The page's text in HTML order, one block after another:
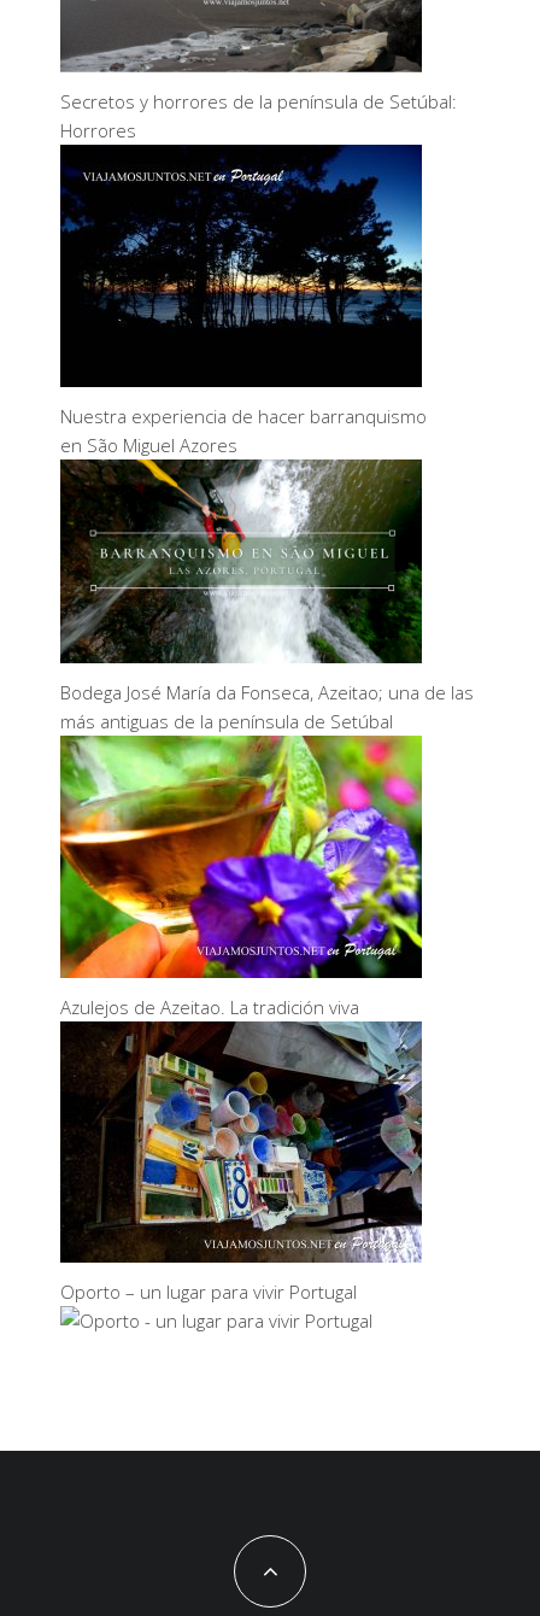
Secretos y horrores de la península de Setúbal:
Horrores
Nuestra experiencia de hacer barranquismo
en São Miguel Azores
Bodega José María da Fonseca, Azeitao; una de las
más antiguas de la península de Setúbal
Azulejos de Azeitao. La tradición viva
Oporto – un lugar para vivir Portugal